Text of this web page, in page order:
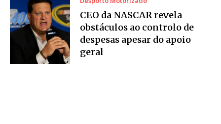
CEO da NASCAR revela
obstáculos ao controlo de
despesas apesar do apoio
geral